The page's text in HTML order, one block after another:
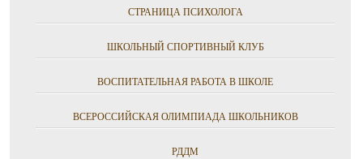
СТРАНИЦА ПСИХОЛОГА
ШКОЛЬНЫЙ СПОРТИВНЫЙ КЛУБ
ВОСПИТАТЕЛЬНАЯ РАБОТА В ШКОЛЕ
ВСЕРОССИЙСКАЯ ОЛИМПИАДА ШКОЛЬНИКОВ
РДДМ